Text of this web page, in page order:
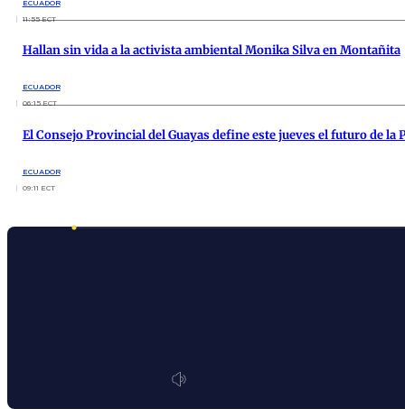
ECUADOR
11:55 ECT
Hallan sin vida a la activista ambiental Monika Silva en Montañita
ECUADOR
06:15 ECT
El Consejo Provincial del Guayas define este jueves el futuro de la
ECUADOR
09:11 ECT